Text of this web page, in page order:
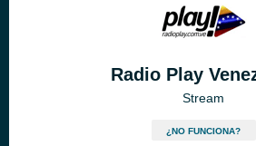
Radio Play
Stream
¿NO FUNCIONA?